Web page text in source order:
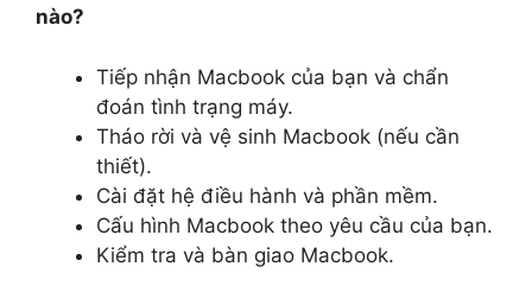
nào?
Tiếp nhận Macbook của bạn và chẩn
đoán tình trạng máy.
Tháo rời và vệ sinh Macbook (nếu cần
thiết).
Cài đặt hệ điều hành và phần mềm.
Cấu hình Macbook theo yêu cầu của bạn.
Kiểm tra và bàn giao Macbook.